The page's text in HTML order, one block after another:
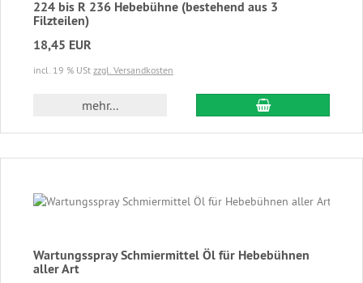
224 bis R 236 Hebebühne (bestehend aus 3
Filzteilen)
18,45 EUR
incl. 19 % USt zzgl. Versandkosten
mehr... In den
Wartungsspray Schmiermittel Öl für Hebebühnen
aller Art